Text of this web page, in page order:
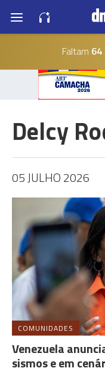
Faltam 64
Delcy
05 JULHO 2026
COMUNIDADES
Venezuela
sismos e em